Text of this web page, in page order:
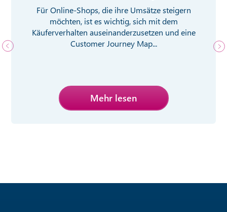
Für Online-Shops, die ihre Umsätze steigern
möchten, ist es wichtig, sich mit dem
Käuferverhalten auseinanderzusetzen und eine
Customer Journey Map...
Mehr lesen